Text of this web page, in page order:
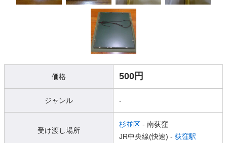
価格 500円
ジャンル -
受け渡し場所
杉並区 - 南荻窪
JR中央線(快速) - 荻窪駅